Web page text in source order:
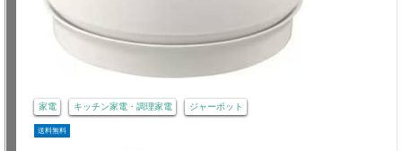
家電 キッチン家電・調理家電 ジャーポット
送料無料